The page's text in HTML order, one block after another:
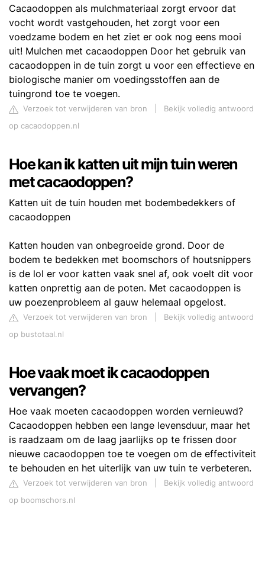
Cacaodoppen als mulchmateriaal zorgt ervoor dat
vocht wordt vastgehouden, het zorgt voor een
voedzame bodem en het ziet er ook nog eens mooi
uit! Mulchen met cacaodoppen Door het gebruik van
cacaodoppen in de tuin zorgt u voor een effectieve en
biologische manier om voedingsstoffen aan de
tuingrond toe te voegen.
Verzoek tot verwijderen van bron
Bekijk volledig antwoord
op cacaodoppen.nl
Hoe kan ik katten uit mijn tuin weren
met cacaodoppen?
Katten uit de tuin houden met bodembedekkers of
cacaodoppen
Katten houden van onbegroeide grond. Door de
bodem te bedekken met boomschors of houtsnippers
is de lol er voor katten vaak snel af, ook voelt dit voor
katten onprettig aan de poten. Met cacaodoppen is
uw poezenprobleem al gauw helemaal opgelost.
Verzoek tot verwijderen van bron
Bekijk volledig antwoord
op bustotaal.nl
Hoe vaak moet ik cacaodoppen
vervangen?
Hoe vaak moeten cacaodoppen worden vernieuwd?
Cacaodoppen hebben een lange levensduur, maar het
is raadzaam om de laag jaarlijks op te frissen door
nieuwe cacaodoppen toe te voegen om de effectiviteit
te behouden en het uiterlijk van uw tuin te verbeteren.
Verzoek tot verwijderen van bron
Bekijk volledig antwoord
op boomschors.nl